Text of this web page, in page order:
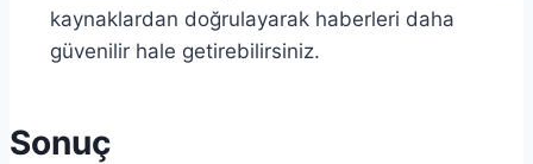
kaynaklardan doğrulayarak haberleri daha
güvenilir hale getirebilirsiniz.
Sonuç